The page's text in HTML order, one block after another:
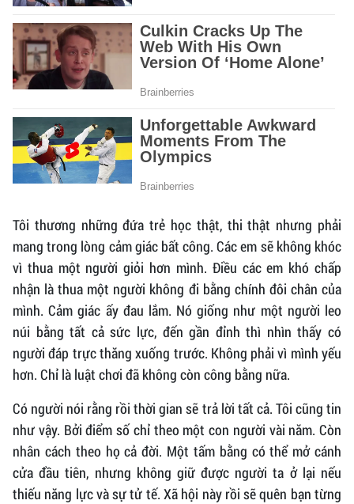
Tôi thương những đứa trẻ học thật, thi thật nhưng phải
mang trong lòng cảm giác bất công. Các em sẽ không khóc
vì thua một người giỏi hơn mình. Điều các em khó chấp
nhận là thua một người không đi bằng chính đôi chân của
mình. Cảm giác ấy đau lắm. Nó giống như một người leo
núi bằng tất cả sức lực, đến gần đỉnh thì nhìn thấy có
người đáp trực thăng xuống trước. Không phải vì mình yếu
hơn. Chỉ là luật chơi đã không còn công bằng nữa.
Có người nói rằng rồi thời gian sẽ trả lời tất cả. Tôi cũng tin
như vậy. Bởi điểm số chỉ theo một con người vài năm. Còn
nhân cách theo họ cả đời. Một tấm bằng có thể mở cánh
cửa đầu tiên, nhưng không giữ được người ta ở lại nếu
thiếu năng lực và sự tử tế. Xã hội này rồi sẽ quên bạn từng